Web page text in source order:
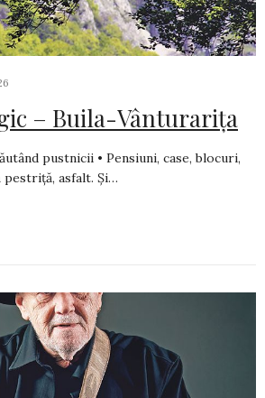
– Buila-Vânturarița
pustnicii • Pensiuni, case, blocuri,
pestriţă, asfalt. Şi…